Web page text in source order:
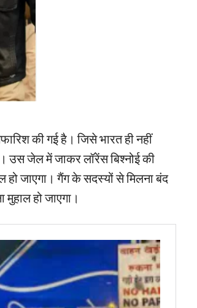
की गई है। जिसे भारत ही नहीं
उस जेल में जाकर लॉरेंस बिश्नोई की
हो जाएगा। गैंग के सदस्यों से मिलना बंद
हो जाएगा।